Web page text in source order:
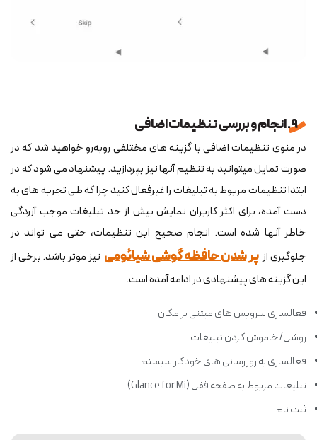
9. انجام و بررسی تنظیمات اضافی
در منوی تنظیمات اضافی با گزینه های مختلفی روبه‌رو خواهید شد که در
صورت تمایل می‎توانید به تنظیم آنها نیز بپردازید. پیشنهاد می‎ شود که در
ابتدا تنظیمات مربوط به تبلیغات را غیرفعال کنید چرا که طی تجربه‎ های به
دست آمده، برای اکثر کاربران نمایش بیش از حد تبلیغات موجب آزردگی
خاطر آنها شده است. انجام صحیح این تنظیمات، حتی می تواند در
جلوگیری ازپر شدن حافظه گوشی شیائومی نیز موثر باشد. برخی از
این گزینه های پیشنهادی در ادامه آمده است.
فعالسازی سرویس‎ های مبتنی بر مکان
روشن/خاموش کردن تبلیغات
فعالسازی به‎ روزرسانی ‎های خودکار سیستم
تبلیغات مربوط به صفحه قفل (Glance for Mi)
ثبت نام